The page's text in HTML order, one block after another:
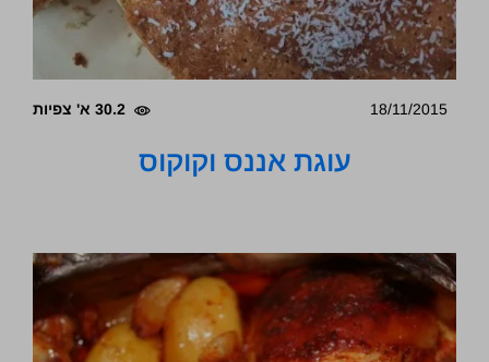
18/11/2015 30.2 א' צפיות
עוגת אננס וקוקוס